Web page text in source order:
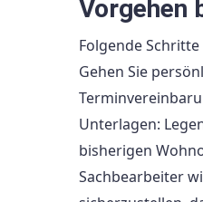
Vorgehen
Folgende
Gehen Sie
Unterlagen:
bisherigen
Sachbearbeiter